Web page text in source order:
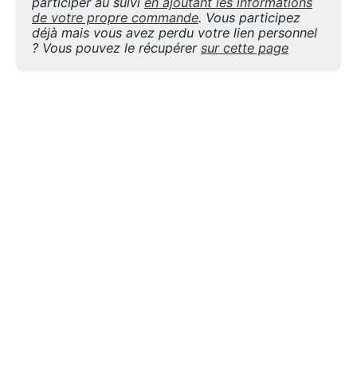
de votre propre commande. Vous participez
déjà mais vous avez perdu votre lien personnel
? Vous pouvez le récupérer sur cette page